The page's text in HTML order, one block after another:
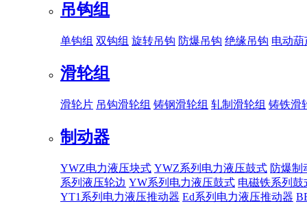
吊钩组
单钩组 双钩组 旋转吊钩 防爆吊钩 绝缘吊钩 电动
滑轮组
滑轮片 吊钩滑轮组 铸钢滑轮组 轧制滑轮组 铸铁滑
制动器
YWZ电力液压块式 YWZ系列电力液压鼓式 防爆制
系列液压轮边 YW系列电力液压鼓式 电磁铁系列鼓
YT1系列电力液压推动器 Ed系列电力液压推动器